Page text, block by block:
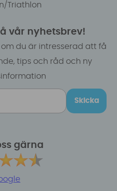
Triathlon
vår nyhetsbrev!
du är intresserad att få
tips och råd och ny
Skicka
gärna